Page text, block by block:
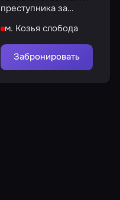
преступника за
м. Козья слобода
Забронировать